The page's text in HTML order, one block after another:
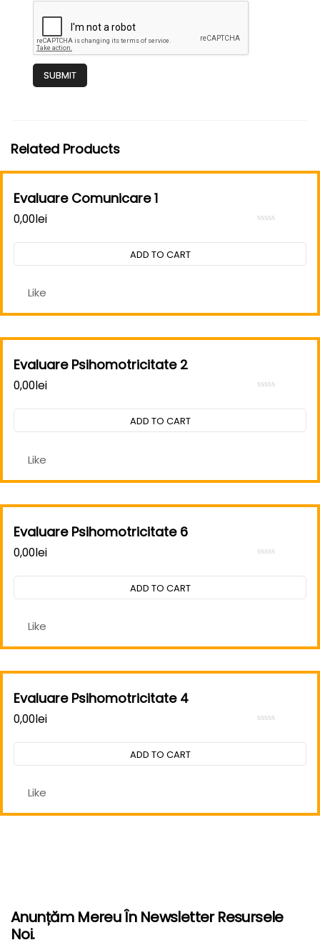
Related Products
Evaluare Comunicare 1
5
0,00lei
ADD TO CART
Like
Evaluare Psihomotricitate 2
5
0,00lei
ADD TO CART
Like
Evaluare Psihomotricitate 6
5
0,00lei
ADD TO CART
Like
Evaluare Psihomotricitate 4
5
0,00lei
ADD TO CART
Like
Anunțăm Mereu În Newsletter Resursele
Noi.